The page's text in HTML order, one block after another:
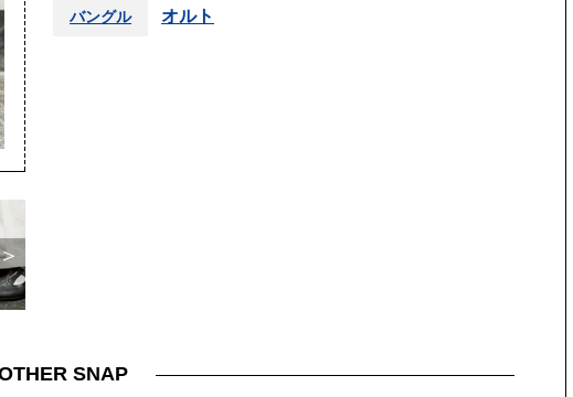
バングル オルト
SNAP